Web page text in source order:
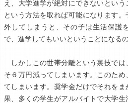
え、大学進学が絶対にできないという
という方法を取れば可能になります
外してしまうと、その子は生活保護
で、進学してもいいということになるの
しかしこの世帯分離という裏技では
そ６万円減ってしまいます。このた
てしまいます。奨学金だけでそれを
果、多くの学生がアルバイトで大学